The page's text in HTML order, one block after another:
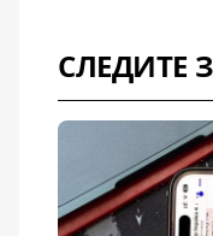
СЛЕДИТЕ